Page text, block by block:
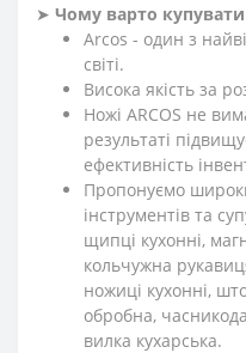
➤ Чому варто
Arcos - один з
світі.
Висока якість за
Ножі ARCOS не
результаті
ефективність
Пропонуємо
інструментів та
щипці кухонні,
кольчужна
ножиці кухонні,
обробна,
вилка кухарська.